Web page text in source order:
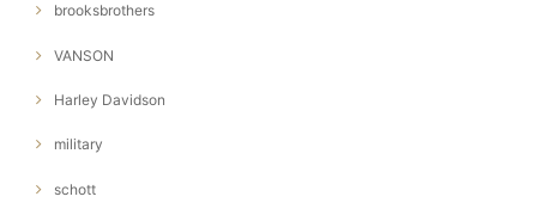
brooksbrothers
VANSON
Harley Davidson
military
schott